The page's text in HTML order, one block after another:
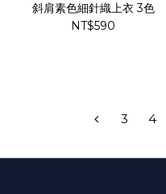
斜肩素色細針織上衣 3色
NT$590
3 4